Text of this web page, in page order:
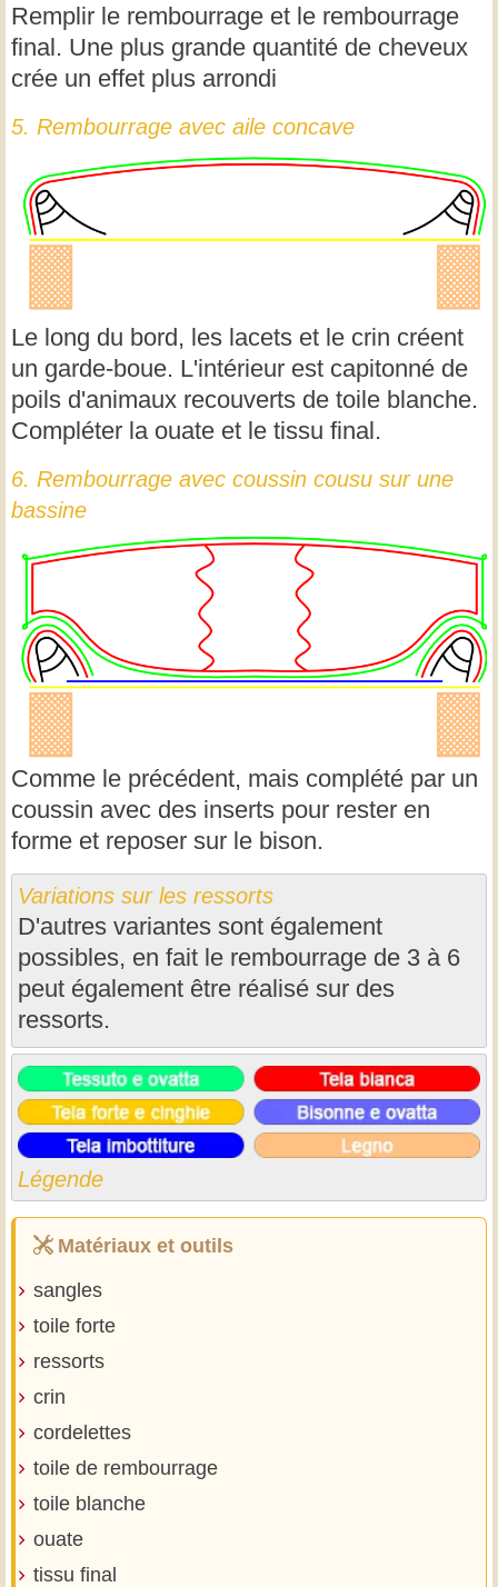
Remplir le rembourrage et le rembourrage
final. Une plus grande quantité de cheveux
crée un effet plus arrondi
5. Rembourrage avec aile concave
Le long du bord, les lacets et le crin créent
un garde-boue. L'intérieur est capitonné de
poils d'animaux recouverts de toile blanche.
Compléter la ouate et le tissu final.
6. Rembourrage avec coussin cousu sur une
bassine
Comme le précédent, mais complété par un
coussin avec des inserts pour rester en
forme et reposer sur le bison.
Variations sur les ressorts
D'autres variantes sont également
possibles, en fait le rembourrage de 3 à 6
peut également être réalisé sur des
ressorts.
Légende
Matériaux et outils
sangles
toile forte
ressorts
crin
cordelettes
toile de rembourrage
toile blanche
ouate
tissu final